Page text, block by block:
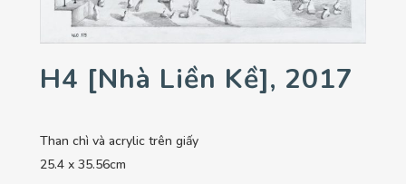
H4 [nhà Liền Kề], 2017
Than chì và acrylic trên giấy
25.4 x 35.56cm